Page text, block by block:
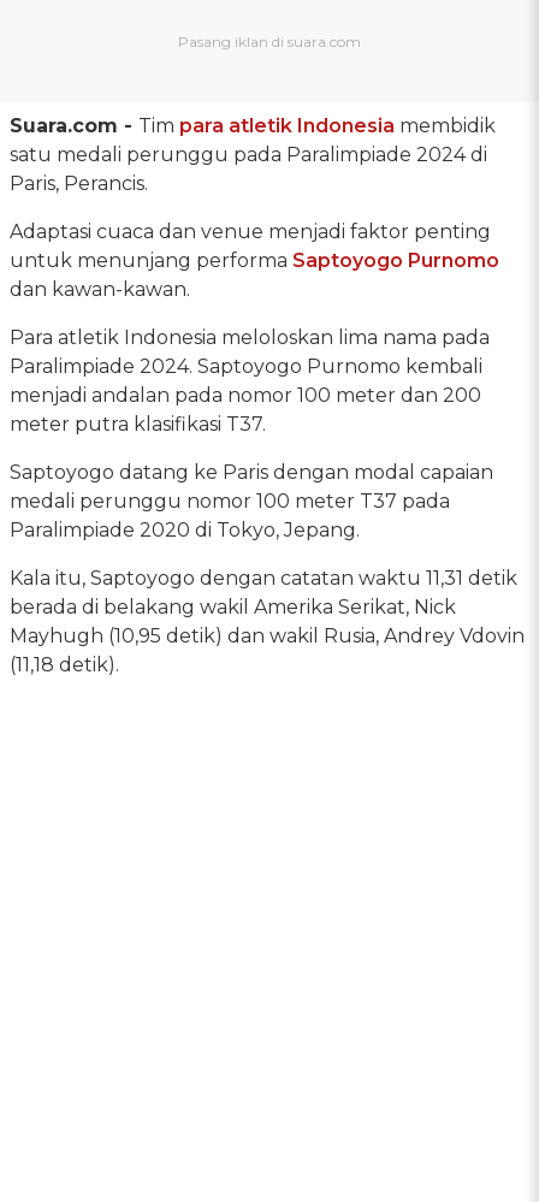
Suara.com - Tim para atletik Indonesia membidik
satu medali perunggu pada Paralimpiade 2024 di
Paris, Perancis.
Adaptasi cuaca dan venue menjadi faktor penting
untuk menunjang performa Saptoyogo Purnomo
dan kawan-kawan.
Para atletik Indonesia meloloskan lima nama pada
Paralimpiade 2024. Saptoyogo Purnomo kembali
menjadi andalan pada nomor 100 meter dan 200
meter putra klasifikasi T37.
Saptoyogo datang ke Paris dengan modal capaian
medali perunggu nomor 100 meter T37 pada
Paralimpiade 2020 di Tokyo, Jepang.
Kala itu, Saptoyogo dengan catatan waktu 11,31 detik
berada di belakang wakil Amerika Serikat, Nick
Mayhugh (10,95 detik) dan wakil Rusia, Andrey Vdovin
(11,18 detik).